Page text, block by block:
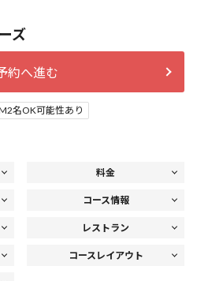
ズ
約へ進む
名OK可能性あり
料金
コース情報
レストラン
コースレイアウト